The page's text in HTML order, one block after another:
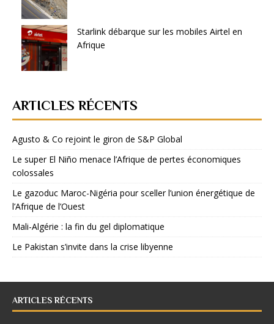
Starlink débarque sur les mobiles Airtel en
Afrique
ARTICLES RÉCENTS
Agusto & Co rejoint le giron de S&P Global
Le super El Niño menace l’Afrique de pertes économiques
colossales
Le gazoduc Maroc-Nigéria pour sceller l’union énergétique de
l’Afrique de l’Ouest
Mali-Algérie : la fin du gel diplomatique
Le Pakistan s’invite dans la crise libyenne
ARTICLES RÉCENTS